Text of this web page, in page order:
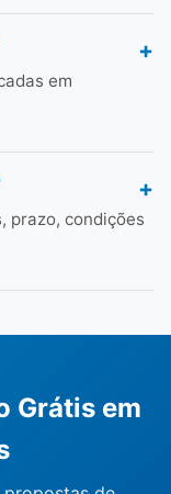
em
prazo, condições
Grátis em